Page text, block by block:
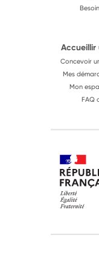
Accueillir
Concevoir
Mes
Mon
FAQ